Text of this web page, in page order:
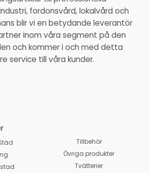
fordonsvård, lokalvård och
blir vi en betydande leverantör
inom våra segment på den
och kommer i och med detta
service till våra kunder.
Tillbehör
Övriga produkter
Tvätterier